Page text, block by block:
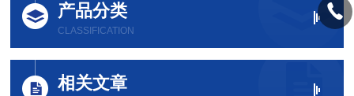
产品分类
CLASSIFICATION
相关文章